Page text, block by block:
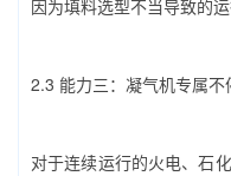
因为填料选型不当导致的运
2.3 能力三：凝气机专属不
对于连续运行的火电、石